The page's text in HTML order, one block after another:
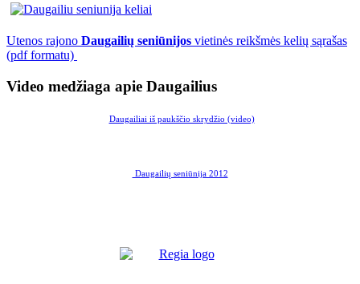
Utenos rajono Daugailių seniūnijos vietinės reikšmės kelių sąrašas
(pdf formatu)
Video medžiaga apie Daugailius
Daugailiai iš paukščio skrydžio (video)
Daugailių seniūnija 2012